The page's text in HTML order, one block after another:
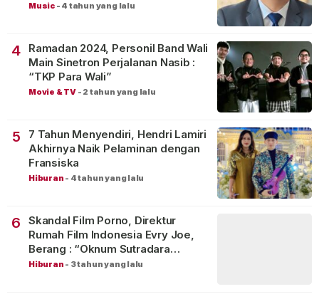
Music - 4 tahun yang lalu
4
Ramadan 2024, Personil Band Wali
Main Sinetron Perjalanan Nasib :
“TKP Para Wali”
Movie & TV - 2 tahun yang lalu
5
7 Tahun Menyendiri, Hendri Lamiri
Akhirnya Naik Pelaminan dengan
Fransiska
Hiburan - 4 tahun yang lalu
6
Skandal Film Porno, Direktur
Rumah Film Indonesia Evry Joe,
Berang : “Oknum Sutradara
Merusak Perfilman Indonesia”!
Hiburan - 3 tahun yang lalu